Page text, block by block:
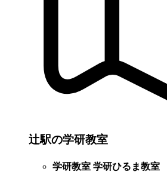
辻駅の学研教室
学研教室 学研ひるま教室